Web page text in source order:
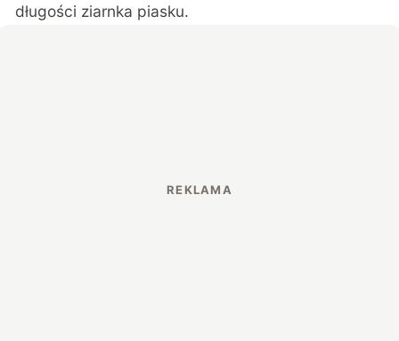
długości ziarnka piasku.